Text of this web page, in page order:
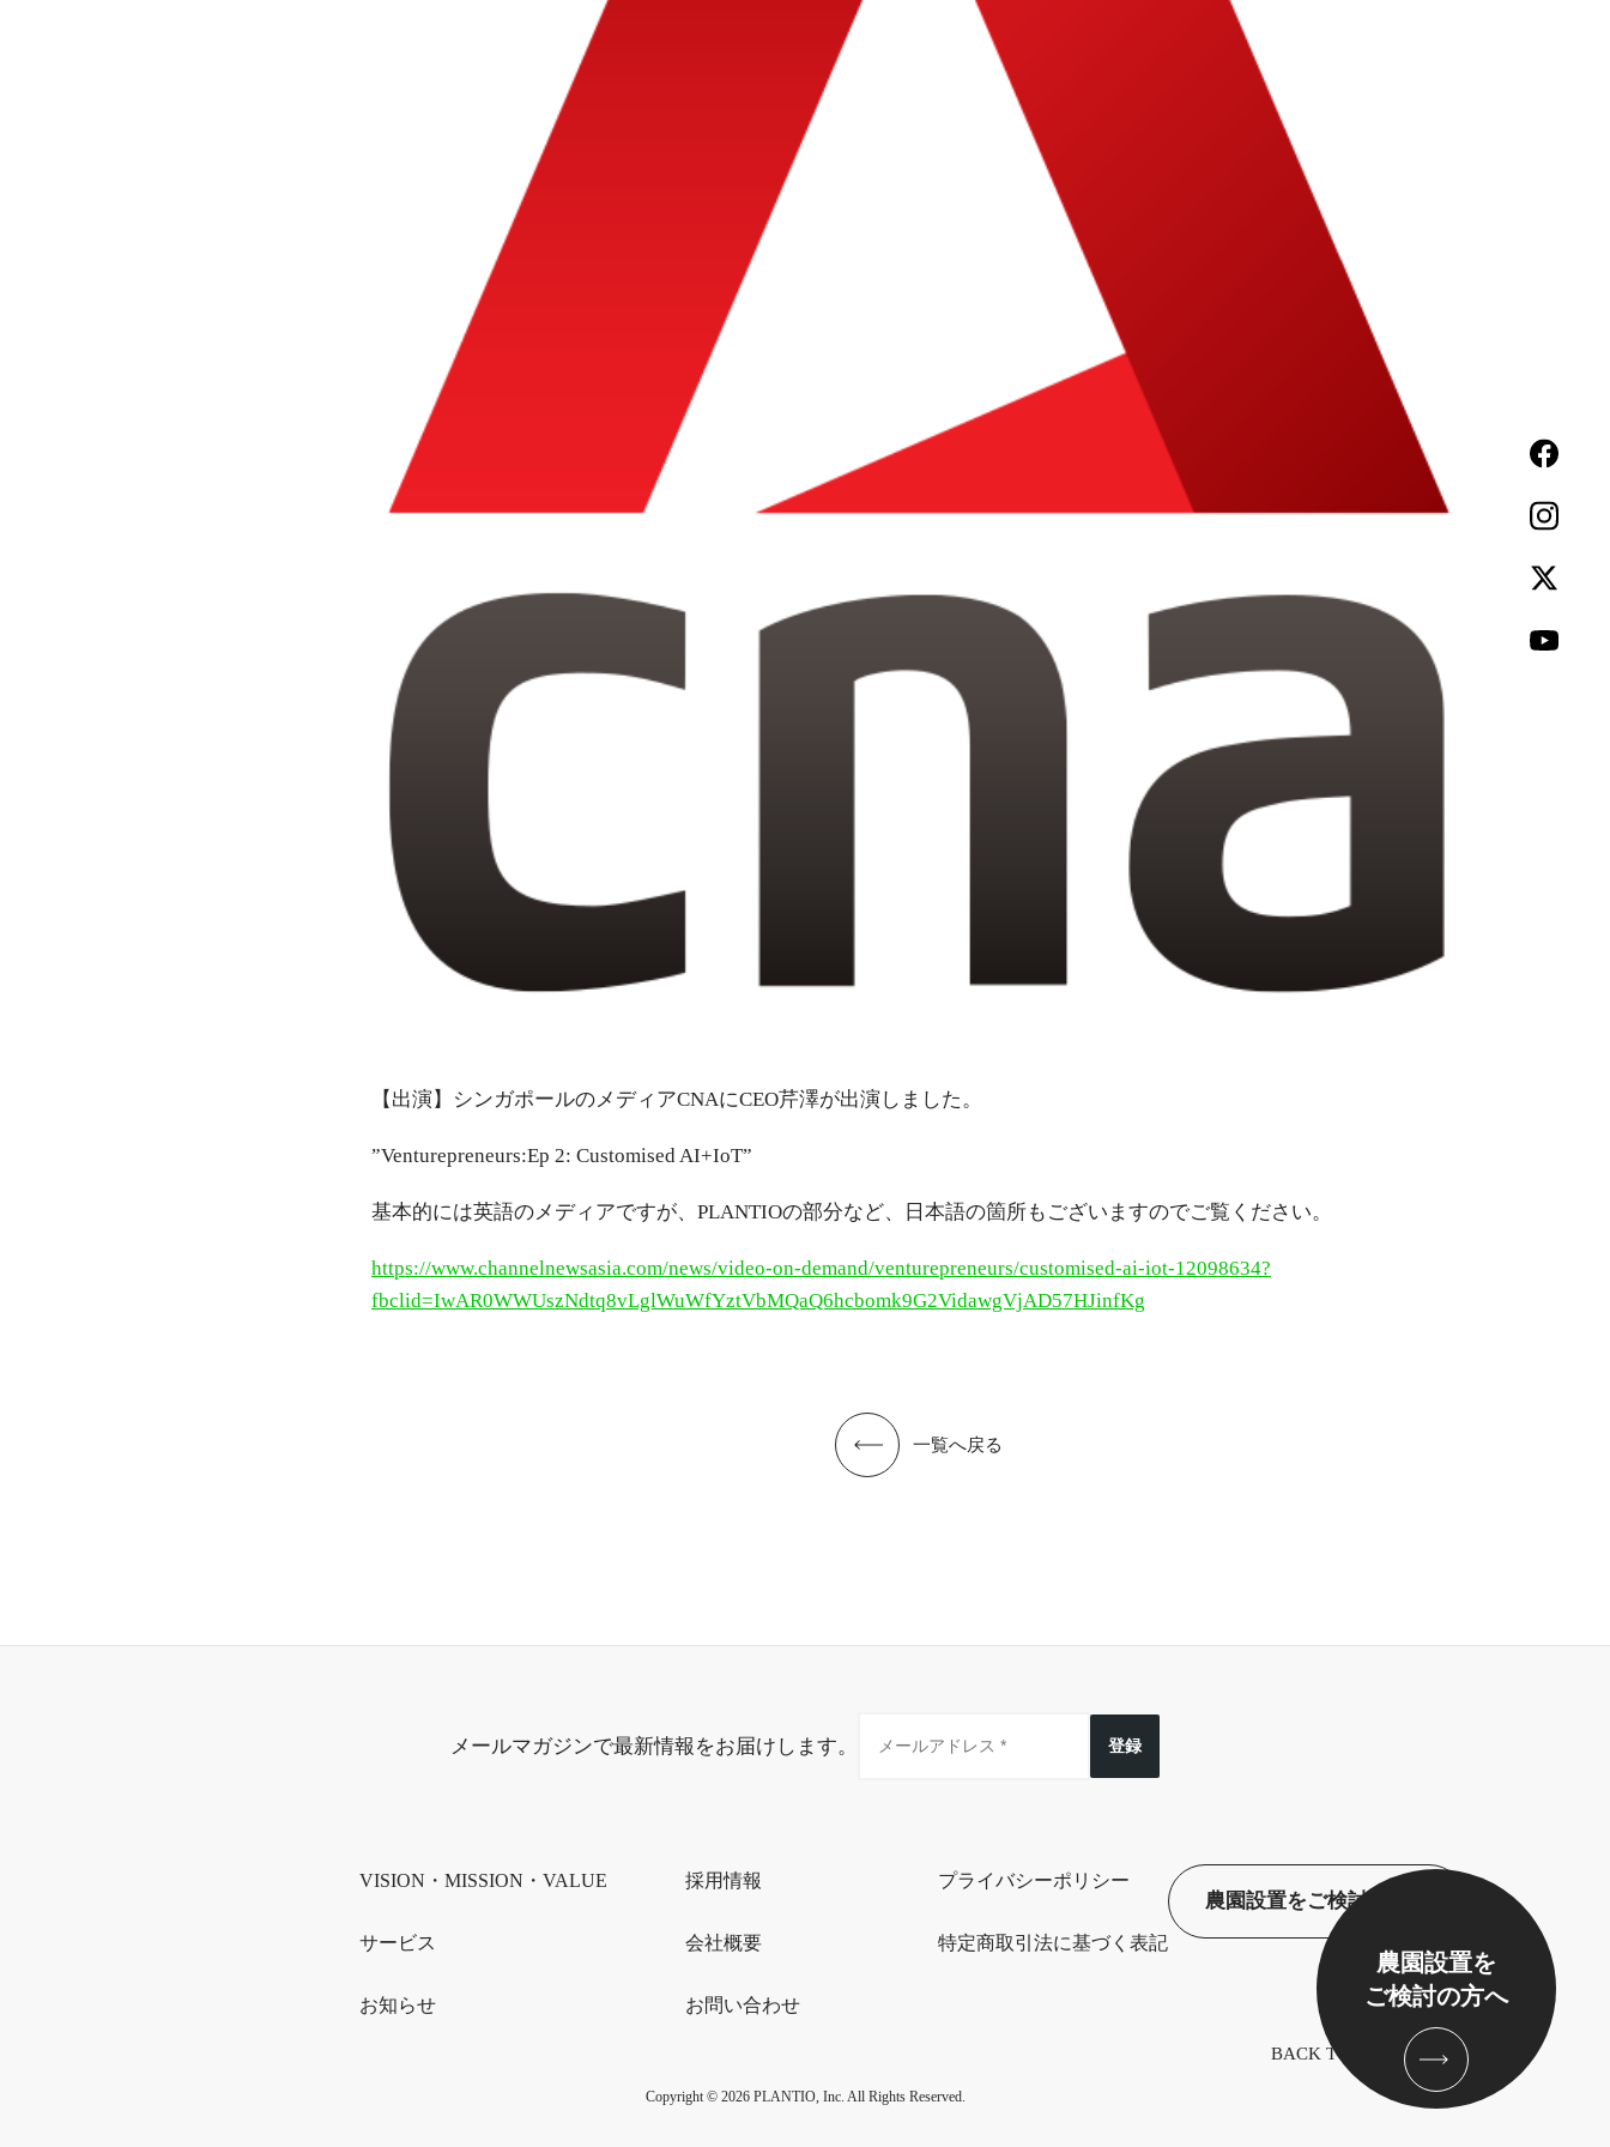
【出演】シンガポールのメディアCNAにCEO芹澤が出演しました。
”Venturepreneurs:Ep 2: Customised AI+IoT”
基本的には英語のメディアですが、PLANTIOの部分など、日本語の箇所もございますのでご覧ください。
https://www.channelnewsasia.com/news/video-on-demand/venturepreneurs/customised-ai-iot-12098634?
fbclid=IwAR0WWUszNdtq8vLglWuWfYztVbMQaQ6hcbomk9G2VidawgVjAD57HJinfKg
一覧へ戻る
メールマガジンで最新情報をお届けします。 登録
農園設置をご検討の方へ
VISION・MISSION・VALUE
サービス
お知らせ
採用情報
会社概要
お問い合わせ
プライバシーポリシー
特定商取引法に基づく表記
BACK TO TOP
Copyright © 2026 PLANTIO, Inc. All Rights Reserved.
農園設置を
ご検討の方へ